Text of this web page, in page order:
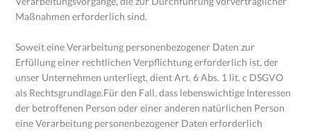
Maßnahmen erforderlich sind.
Soweit eine Verarbeitung personenbezogener Daten zur
Erfüllung einer rechtlichen Verpflichtung erforderlich ist, der
unser Unternehmen unterliegt, dient Art. 6 Abs. 1 lit. c DSGVO
als Rechtsgrundlage.Für den Fall, dass lebenswichtige Interessen
der betroffenen Person oder einer anderen natürlichen Person
eine Verarbeitung personenbezogener Daten erforderlich